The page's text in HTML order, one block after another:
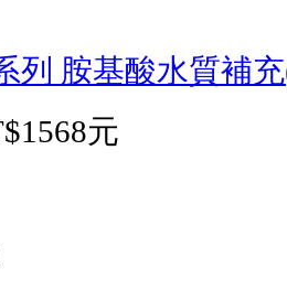
列 胺基酸水質補
元